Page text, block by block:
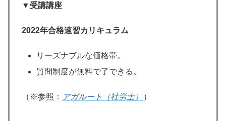
▼受講講座
2022年合格速習カリキュラム
リーズナブルな価格帯。
質問制度が無料で了できる。
（※参照： アガルート（社労士） ）